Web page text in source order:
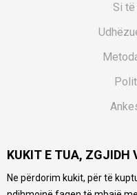
Si
Pyetjet
Ne bëjmë çmos që të
KUKIT E TUA, ZGJIDH
Ne përdorim kukit, për të